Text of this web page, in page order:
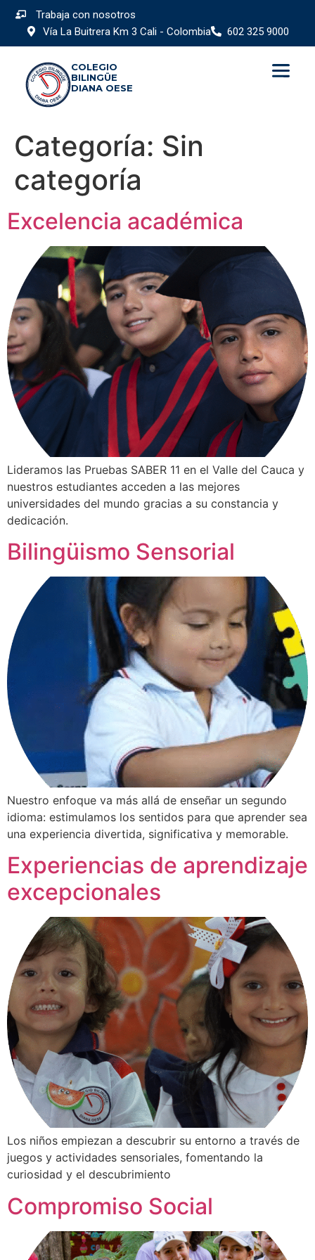
Vía La Buitrera Km 3 Cali - Colombia 602 325 9000
Trabaja con nosotros
COLEGIO
BILINGÜE
DIANA OESE
Categoría: Sin
categoría
Excelencia académica
Lideramos las Pruebas SABER 11 en el Valle del Cauca y
nuestros estudiantes acceden a las mejores
universidades del mundo gracias a su constancia y
dedicación.
Bilingüismo Sensorial
Nuestro enfoque va más allá de enseñar un segundo
idioma: estimulamos los sentidos para que aprender sea
una experiencia divertida, significativa y memorable.
Experiencias de aprendizaje
excepcionales
Los niños empiezan a descubrir su entorno a través de
juegos y actividades sensoriales, fomentando la
curiosidad y el descubrimiento
Compromiso Social